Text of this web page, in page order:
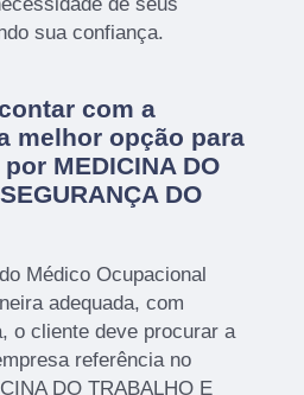
sua confiança.
com a
melhor opção para
MEDICINA DO
DO
Médico Ocupacional
adequada, com
o cliente deve procurar a
referência no
DO TRABALHO E